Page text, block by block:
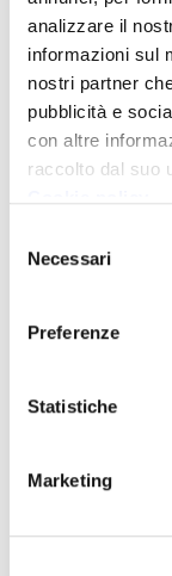
analizzare il
informazioni sul
nostri partner
pubblicità e
con altre
raccolto dal suo
delNecessari
Preferenze
Statistiche
Marketing
Data